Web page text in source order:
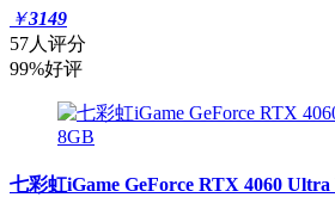
￥3149
57人评分
99%好评
七彩虹iGame GeForce RTX 4060